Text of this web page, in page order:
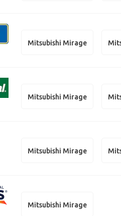
Mitsubishi Mirage
Mitsubishi Mirage
Mitsubishi Mirage
Mitsubishi Mirage